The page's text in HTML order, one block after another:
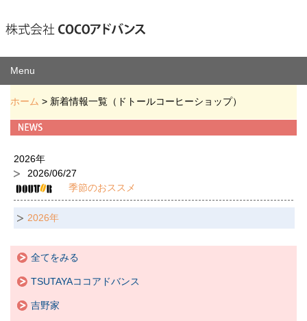
Menu
ホーム > 新着情報一覧（ドトールコーヒーショップ）
2026年
2026/06/27
季節のおススメ
2026年
全てをみる
TSUTAYAココアドバンス
吉野家